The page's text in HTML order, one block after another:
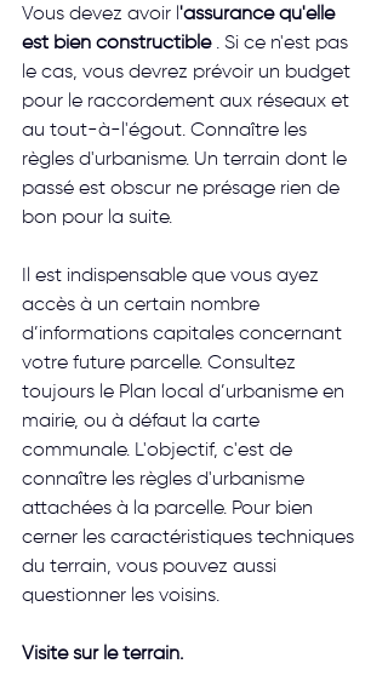
Vous devez avoir l'assurance qu'elle
est bien constructible . Si ce n'est pas
le cas, vous devrez prévoir un budget
pour le raccordement aux réseaux et
au tout-à-l'égout. Connaître les
règles d'urbanisme. Un terrain dont le
passé est obscur ne présage rien de
bon pour la suite.
Il est indispensable que vous ayez
accès à un certain nombre
d’informations capitales concernant
votre future parcelle. Consultez
toujours le Plan local d’urbanisme en
mairie, ou à défaut la carte
communale. L'objectif, c'est de
connaître les règles d'urbanisme
attachées à la parcelle. Pour bien
cerner les caractéristiques techniques
du terrain, vous pouvez aussi
questionner les voisins.
Visite sur le terrain.